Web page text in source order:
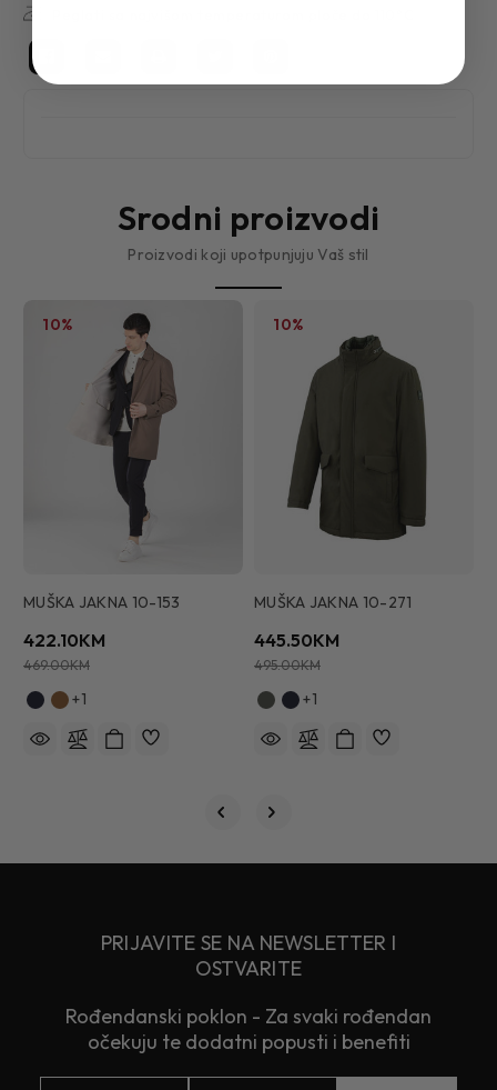
Srodni proizvodi
Proizvodi koji upotpunjuju Vaš stil
10%
MUŠKA JAKNA 10-153
422.10KM
469.00KM
+1
10%
MUŠKA JAKNA 10-271
445.50KM
495.00KM
+1
PRIJAVITE SE NA NEWSLETTER I
OSTVARITE
Rođendanski poklon - Za svaki rođendan
očekuju te dodatni popusti i benefiti